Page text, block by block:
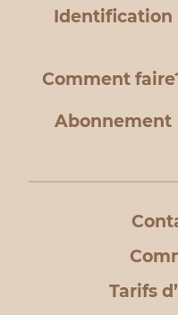
Identification
Comment
Abonnement
Tarifs